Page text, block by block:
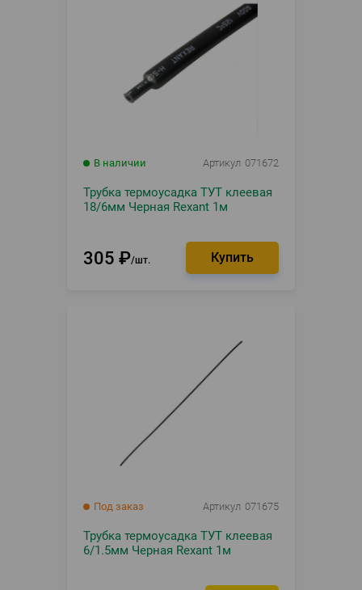
В наличии Артикул 071672
Трубка термоусадка ТУТ клеевая
18/6мм Черная Rexant 1м
305 ₽ шт.
Под заказ Артикул 071675
Трубка термоусадка ТУТ клеевая
6/1.5мм Черная Rexant 1м